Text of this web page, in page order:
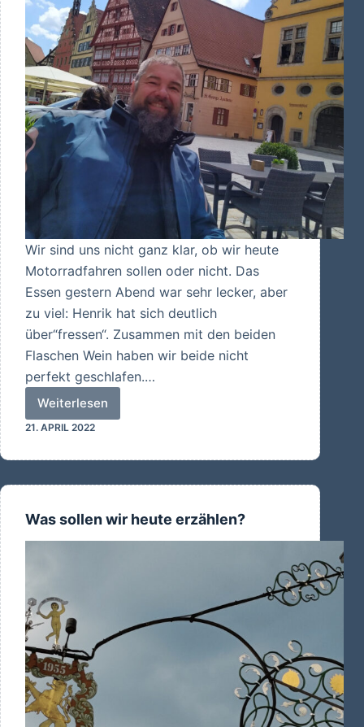
Wir sind uns nicht ganz klar, ob wir heute
Motorradfahren sollen oder nicht. Das
Essen gestern Abend war sehr lecker, aber
zu viel: Henrik hat sich deutlich
über“fressen“. Zusammen mit den beiden
Flaschen Wein haben wir beide nicht
perfekt geschlafen.…
Weiterlesen
Dinkelsbühl
21. APRIL 2022
Was sollen wir heute erzählen?